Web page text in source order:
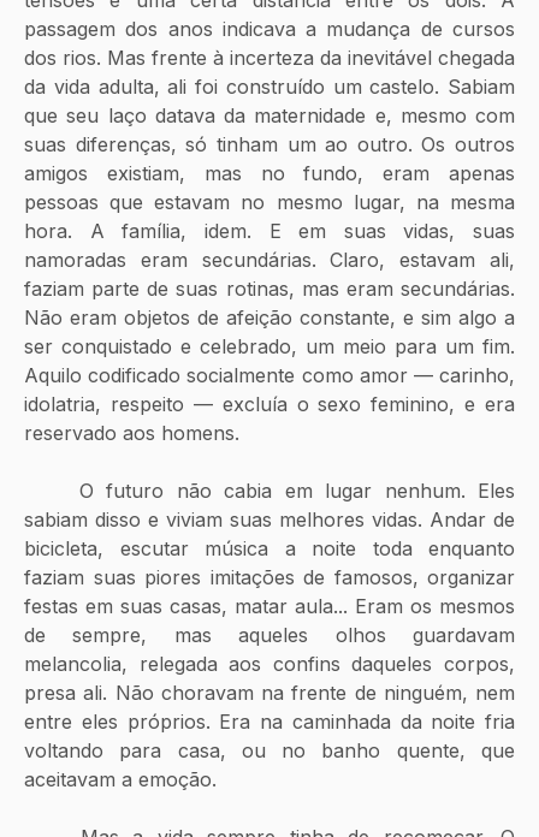
passagem dos anos indicava a mudança de cursos
dos rios. Mas frente à incerteza da inevitável chegada
da vida adulta, ali foi construído um castelo. Sabiam
que seu laço datava da maternidade e, mesmo com
suas diferenças, só tinham um ao outro. Os outros
amigos existiam, mas no fundo, eram apenas
pessoas que estavam no mesmo lugar, na mesma
hora. A família, idem. E em suas vidas, suas
namoradas eram secundárias. Claro, estavam ali,
faziam parte de suas rotinas, mas eram secundárias.
Não eram objetos de afeição constante, e sim algo a
ser conquistado e celebrado, um meio para um fim.
Aquilo codificado socialmente como amor — carinho,
idolatria, respeito — excluía o sexo feminino, e era
reservado aos homens.
sabiam disso e viviam suas melhores vidas. Andar de
bicicleta, escutar música a noite toda enquanto
faziam suas piores imitações de famosos, organizar
festas em suas casas, matar aula... Eram os mesmos
de sempre, mas aqueles olhos guardavam
melancolia, relegada aos confins daqueles corpos,
presa ali. Não choravam na frente de ninguém, nem
entre eles próprios. Era na caminhada da noite fria
voltando para casa, ou no banho quente, que
aceitavam a emoção.